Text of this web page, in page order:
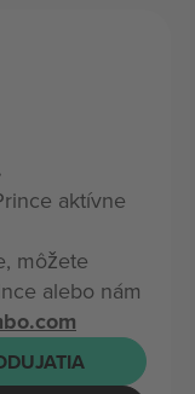
aktívne
môžete
alebo nám